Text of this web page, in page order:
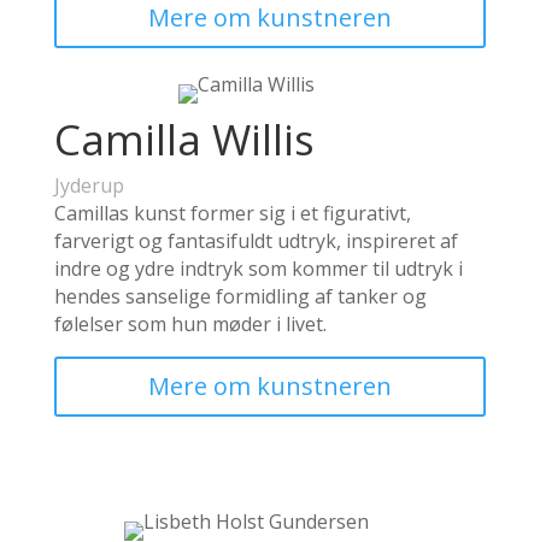
Mere om kunstneren
Camilla Willis
Jyderup
Camillas kunst former sig i et figurativt,
farverigt og fantasifuldt udtryk, inspireret af
indre og ydre indtryk som kommer til udtryk i
hendes sanselige formidling af tanker og
følelser som hun møder i livet.
Mere om kunstneren